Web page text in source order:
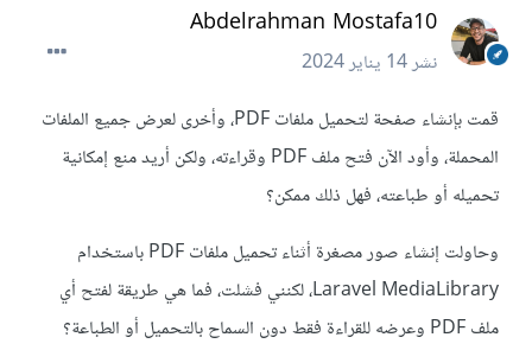
Abdelrahman Mostafa10
نشر14 يناير 2024
قمت بإنشاء صفحة لتحميل ملفات PDF، وأخرى لعرض جميع الملفات
المحملة، وأود الآن فتح ملف PDF وقراءته، ولكن أريد منع إمكانية
تحميله أو طباعته، فهل ذلك ممكن؟
وحاولت إنشاء صور مصغرة أثناء تحميل ملفات PDF باستخدام
Laravel MediaLibrary، لكنني فشلت، فما هي طريقة لفتح أي
ملف PDF وعرضه للقراءة فقط دون السماح بالتحميل أو الطباعة؟